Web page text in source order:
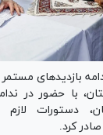
بازدید‌های مستمر
با حضور در
دستورات
کرد.